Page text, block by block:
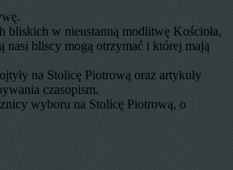
bliskich w nieustanną modlitwę Kościoła,
nasi bliscy mogą otrzymać i której mają
na Stolicę Piotrową oraz artykuły
czasopism.
wyboru na Stolicę Piotrową, o